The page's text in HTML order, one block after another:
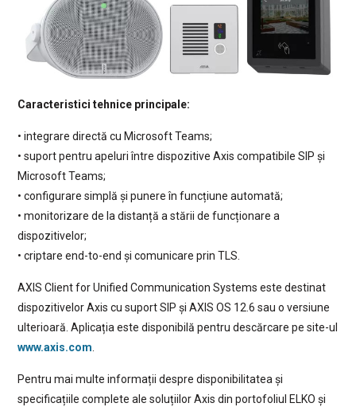
Caracteristici tehnice principale:
• integrare directă cu Microsoft Teams;
• suport pentru apeluri între dispozitive Axis compatibile SIP și
Microsoft Teams;
• configurare simplă și punere în funcțiune automată;
• monitorizare de la distanță a stării de funcționare a
dispozitivelor;
• criptare end-to-end și comunicare prin TLS.
AXIS Client for Unified Communication Systems este destinat
dispozitivelor Axis cu suport SIP și AXIS OS 12.6 sau o versiune
ulterioară. Aplicația este disponibilă pentru descărcare pe site-ul
www.axis.com.
Pentru mai multe informații despre disponibilitatea și
specificațiile complete ale soluțiilor Axis din portofoliul ELKO și